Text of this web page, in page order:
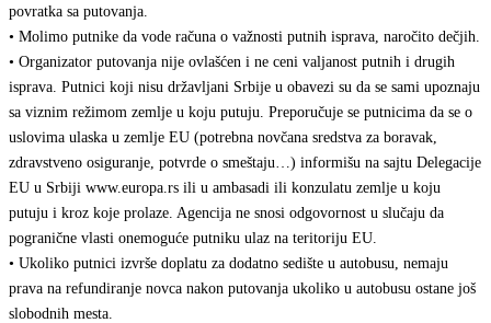
povratka sa putovanja.
• Molimo putnike da vode računa o važnosti putnih isprava, naročito dečjih.
• Organizator putovanja nije ovlašćen i ne ceni valjanost putnih i drugih
isprava. Putnici koji nisu državljani Srbije u obavezi su da se sami upoznaju
sa viznim režimom zemlje u koju putuju. Preporučuje se putnicima da se o
uslovima ulaska u zemlje EU (potrebna novčana sredstva za boravak,
zdravstveno osiguranje, potvrde o smeštaju…) informišu na sajtu Delegacije
EU u Srbiji www.europa.rs ili u ambasadi ili konzulatu zemlje u koju
putuju i kroz koje prolaze. Agencija ne snosi odgovornost u slučaju da
pogranične vlasti onemoguće putniku ulaz na teritoriju EU.
• Ukoliko putnici izvrše doplatu za dodatno sedište u autobusu, nemaju
prava na refundiranje novca nakon putovanja ukoliko u autobusu ostane još
slobodnih mesta.